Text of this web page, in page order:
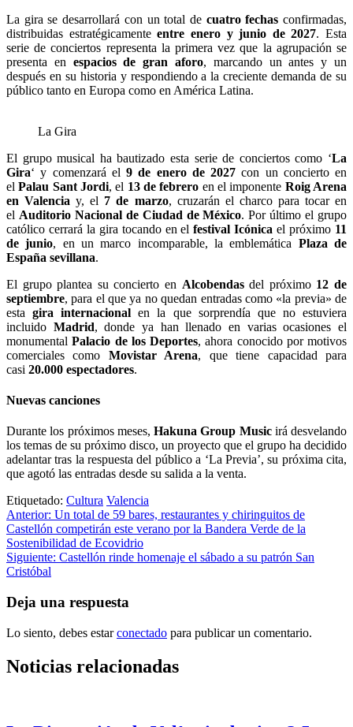
La gira se desarrollará con un total de cuatro fechas confirmadas,
distribuidas estratégicamenteentre enero y junio de 2027. Esta
serie de conciertos representa la primera vez que la agrupación se
presenta en espacios de gran aforo, marcando un antes y un
después en su historia y respondiendo a la creciente demanda de su
público tanto en Europa como en América Latina.
La Gira
El grupo musical ha bautizado esta serie de conciertos como ‘La
Gira‘ y comenzará el 9 de enero de 2027 con un concierto en
elPalau Sant Jordi, el 13 de febrero en el imponente Roig Arena
en Valencia y, el 7 de marzo, cruzarán el charco para tocar en
el Auditorio Nacional de Ciudad de México. Por último el grupo
católico cerrará la gira tocando en elfestival Icónica el próximo 11
de junio, en un marco incomparable, la emblemática Plaza de
España sevillana.
El grupo plantea su concierto en Alcobendasdel próximo 12 de
septiembre, para el que ya no quedan entradas como «la previa» de
estagira internacional en la que sorprendía que no estuviera
incluido Madrid, donde ya han llenado en varias ocasiones el
monumentalPalacio de los Deportes, ahora conocido por motivos
comerciales como Movistar Arena, que tiene capacidad para
casi 20.000 espectadores.
Nuevas canciones
Durante los próximos meses, Hakuna Group Musicirá desvelando
los temas de su próximo disco, un proyecto que el grupo ha decidido
adelantar tras la respuesta del público a ‘La Previa’, su próxima cita,
que agotó las entradas desde su salida a la venta.
Etiquetado: Cultura Valencia
Navegación
de
entradas
Anterior: Un total de 59 bares, restaurantes y chiringuitos de
Castellón competirán este verano por la Bandera Verde de la
Sostenibilidad de Ecovidrio
Siguiente: Castellón rinde homenaje el sábado a su patrón San
Cristóbal
Deja una respuesta
Lo siento, debes estarconectado para publicar un comentario.
Noticias relacionadas